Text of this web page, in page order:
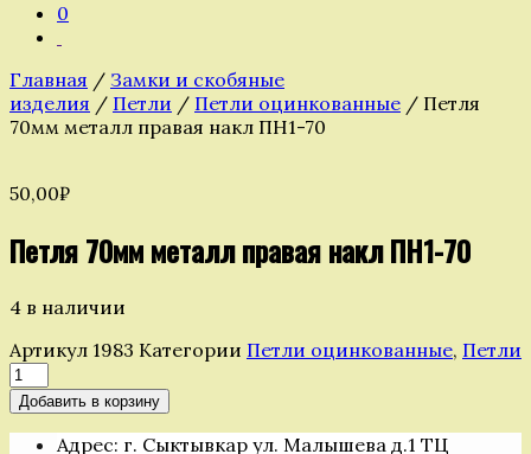
0
Главная / Замки и скобяные
изделия / Петли / Петли оцинкованные / Петля
70мм металл правая накл ПН1-70
50,00₽
Петля 70мм металл правая накл ПН1-70
4 в наличии
Артикул 1983 Категории Петли оцинкованные, Петли
Количество
товара
Петля
70мм
Добавить в корзину
Адрес: г. Сыктывкар ул. Малышева д.1 ТЦ